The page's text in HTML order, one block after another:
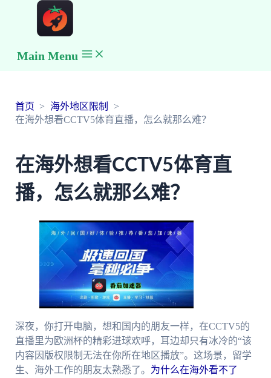
Main Menu
首页
海外地区限制
在海外想看CCTV5体育直播，怎么就那么难？
在海外想看CCTV5体育直
播，怎么就那么难？
深夜，你打开电脑，想和国内的朋友一样，在CCTV5的
直播里为欧洲杯的精彩进球欢呼，耳边却只有冰冷的“该
内容因版权限制无法在你所在地区播放”。这场景，留学
生、海外工作的朋友太熟悉了。 为什么在海外看不了